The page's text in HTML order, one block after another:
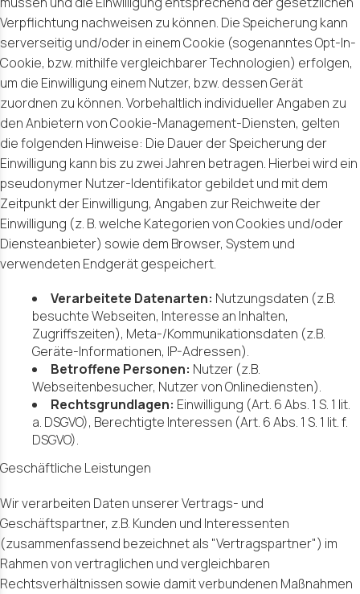
Verpflichtung nachweisen zu können. Die Speicherung kann
serverseitig und/oder in einem Cookie (sogenanntes Opt-In-
Cookie, bzw. mithilfe vergleichbarer Technologien) erfolgen,
um die Einwilligung einem Nutzer, bzw. dessen Gerät
zuordnen zu können. Vorbehaltlich individueller Angaben zu
den Anbietern von Cookie-Management-Diensten, gelten
die folgenden Hinweise: Die Dauer der Speicherung der
Einwilligung kann bis zu zwei Jahren betragen. Hierbei wird ein
pseudonymer Nutzer-Identifikator gebildet und mit dem
Zeitpunkt der Einwilligung, Angaben zur Reichweite der
Einwilligung (z. B. welche Kategorien von Cookies und/oder
Diensteanbieter) sowie dem Browser, System und
verwendeten Endgerät gespeichert.
Verarbeitete Datenarten: Nutzungsdaten (z.B.
besuchte Webseiten, Interesse an Inhalten,
Zugriffszeiten), Meta-/Kommunikationsdaten (z.B.
Geräte-Informationen, IP-Adressen).
Betroffene Personen: Nutzer (z.B.
Webseitenbesucher, Nutzer von Onlinediensten).
Rechtsgrundlagen: Einwilligung (Art. 6 Abs. 1 S. 1 lit.
a. DSGVO), Berechtigte Interessen (Art. 6 Abs. 1 S. 1 lit. f.
DSGVO).
Geschäftliche Leistungen
Wir verarbeiten Daten unserer Vertrags- und
Geschäftspartner, z.B. Kunden und Interessenten
(zusammenfassend bezeichnet als "Vertragspartner") im
Rahmen von vertraglichen und vergleichbaren
Rechtsverhältnissen sowie damit verbundenen Maßnahmen